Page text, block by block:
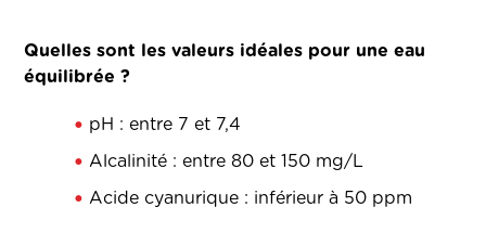
Quelles sont les valeurs idéales pour une eau
équilibrée ?
pH : entre 7 et 7,4
Alcalinité : entre 80 et 150 mg/L
Acide cyanurique : inférieur à 50 ppm